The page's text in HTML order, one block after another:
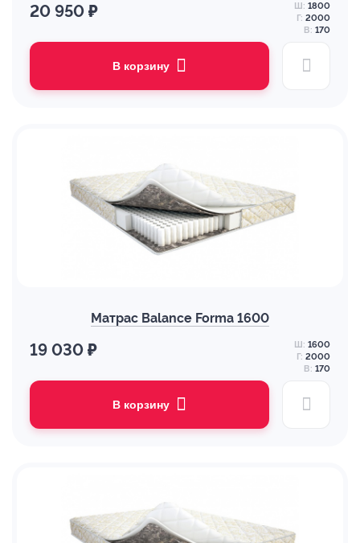
20 950 ₽ Ш: 1800
Г: 2000
В: 170
В корзину
Матрас Balance Forma 1600
19 030 ₽ Ш: 1600
Г: 2000
В: 170
В корзину